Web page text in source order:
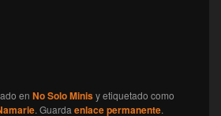
en No Solo Minisy etiquetado como
. Guarda enlace permanente.